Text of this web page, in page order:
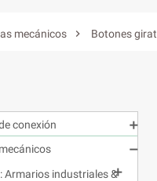
mecánicos  Botones
conexión


Armarios industriales &